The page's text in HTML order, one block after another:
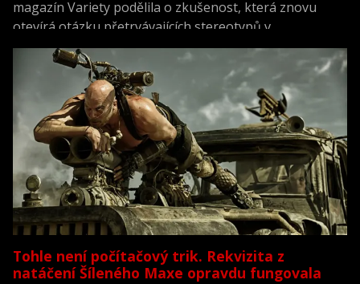
magazín Variety podělila o zkušenost, která znovu
otevírá otázku přetrvávajících stereotypů v
hollywoodské produkci. Podle jejích slov jeden z jejích
mužských kolegů odmítl natočit scénu, v níž jeho
postavu zachraňuje žena – jednoduše proto, že se mu
takový moment nelíbil.
Tohle není počítačový trik. Rekvizita z
natáčení Šíleného Maxe opravdu fungovala